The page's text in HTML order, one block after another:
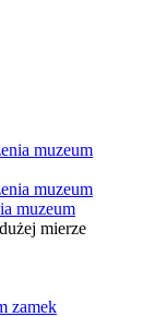
muzeum
mierze
zamek